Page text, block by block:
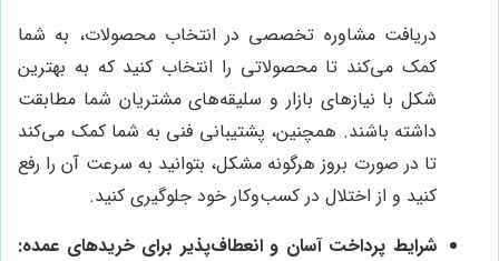
دریافت مشاوره تخصصی در انتخاب محصولات، به شما
کمک می‌کند تا محصولاتی را انتخاب کنید که به بهترین
شکل با نیازهای بازار و سلیقه‌های مشتریان شما مطابقت
داشته باشند. همچنین، پشتیبانی فنی به شما کمک می‌کند
تا در صورت بروز هرگونه مشکل، بتوانید به سرعت آن را رفع
کنید و از اختلال در کسب‌وکار خود جلوگیری کنید.
شرایط پرداخت آسان و انعطاف‌پذیر برای خریدهای عمده: